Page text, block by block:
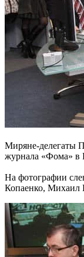
Миряне-делегаты
журнала «Фома»
На фотографии
Копаенко, Михаил